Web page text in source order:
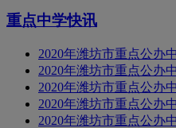
重点中学快讯
2020年潍坊市重点公办
2020年潍坊市重点公办
2020年潍坊市重点公办
2020年潍坊市重点公办
2020年潍坊市重点公办